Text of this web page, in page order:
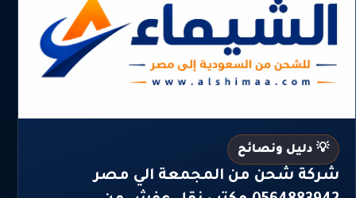
💡 دليل ونصائح
شركة شحن من المجمعة الي مصر